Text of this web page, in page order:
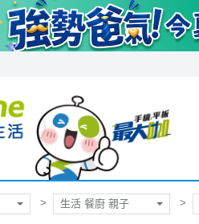
生活 餐廚 親子